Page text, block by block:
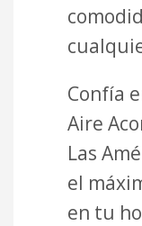
Confía
Aire
Las
el
en tu